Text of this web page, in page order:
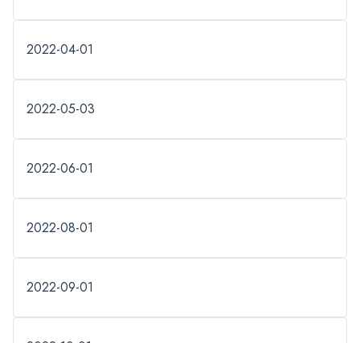
2022-04-01
2022-05-03
2022-06-01
2022-08-01
2022-09-01